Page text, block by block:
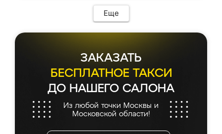
Еще
ЗАКАЗАТЬ
БЕСПЛАТНОЕ ТАКСИ
ДО НАШЕГО САЛОНА
Из любой точки Москвы и
Московской области!